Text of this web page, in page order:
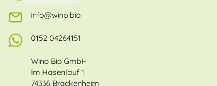
info@wino.bio
0152 04264151
Wino Bio GmbH
Im Hasenlauf 1
74336 Brackenheim